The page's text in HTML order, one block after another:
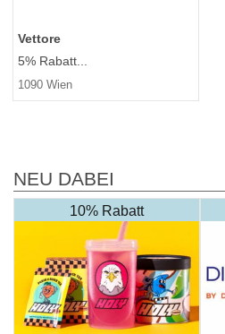
Vettore
5% Rabatt...
1090 Wien
NEU DABEI
10% Rabatt